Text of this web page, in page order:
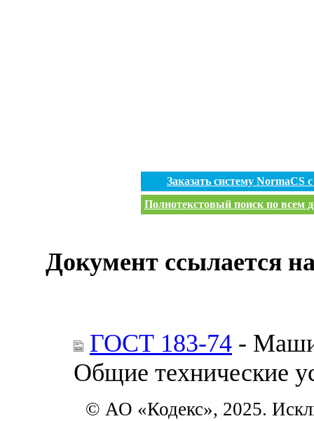
Заказать систему
Полнотекстовый поиск по всем
Документ ссылается
ГОСТ 183-74 -
Общие технические
© АО «Кодекс», 2025.